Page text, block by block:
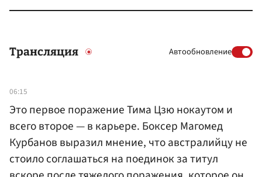
Трансляция Автообновление
06:15
Это первое поражение Тима Цзю нокаутом и
всего второе — в карьере. Боксер Магомед
Курбанов выразил мнение, что австралийцу не
стоило соглашаться на поединок за титул